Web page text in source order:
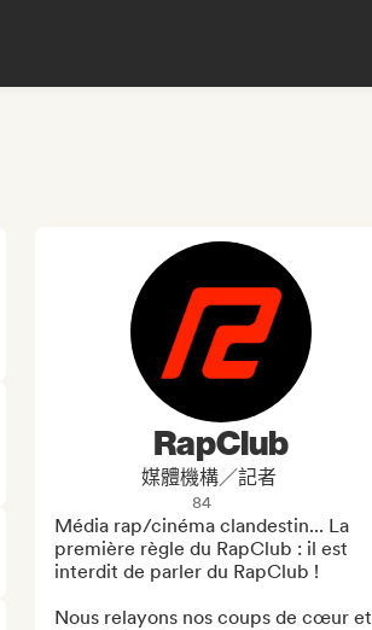
RapClub
媒體機構／記者
84
Média rap/cinéma clandestin... La
première règle du RapClub : il est
interdit de parler du RapClub !
Nous relayons nos coups de cœur et